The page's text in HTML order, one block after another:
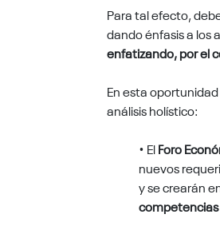
Para tal efecto,
dando énfasis a los
enfatizando, por el
En esta
análisis holístico:
• ElForo
nuevos
y se crearán
competencias